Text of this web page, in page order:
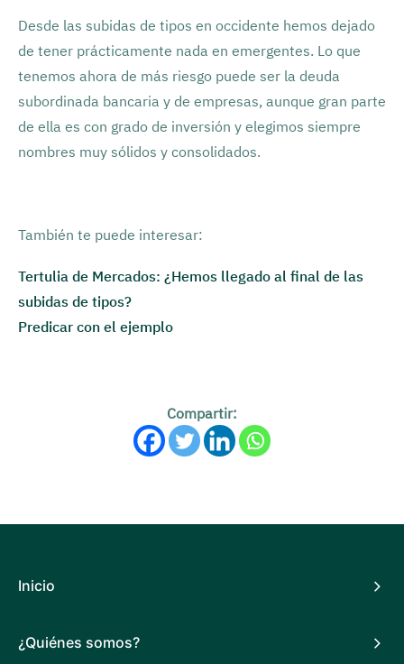
Desde las subidas de tipos en occidente hemos dejado
de tener prácticamente nada en emergentes. Lo que
tenemos ahora de más riesgo puede ser la deuda
subordinada bancaria y de empresas, aunque gran parte
de ella es con grado de inversión y elegimos siempre
nombres muy sólidos y consolidados.
También te puede interesar:
Tertulia de Mercados: ¿Hemos llegado al final de las
subidas de tipos?
Predicar con el ejemplo
Compartir:
Inicio
¿Quiénes somos?